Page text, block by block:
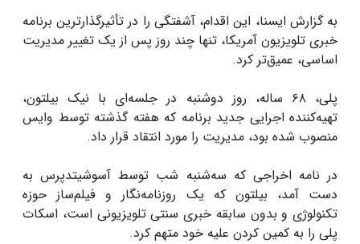
به گزارش ایسنا، این اقدام، آشفتگی را در تأثیرگذارترین برنامه
خبری تلویزیون آمریکا، تنها چند روز پس از یک تغییر مدیریت
اساسی، عمیق‌تر کرد.
پلی، ۶۸ ساله، روز دوشنبه در جلسه‌ای با نیک بیلتون،
تهیه‌کننده اجرایی جدید برنامه که هفته گذشته توسط وایس
منصوب شده بود، مدیریت را مورد انتقاد قرار داد.
در نامه اخراجی که سه‌شنبه شب توسط آسوشیتدپرس به
دست آمد، بیلتون که یک روزنامه‌نگار و فیلم‌ساز حوزه
تکنولوژی و بدون سابقه خبری سنتی تلویزیونی است، اسکات
پلی را به کمین کردن علیه خود متهم کرد.